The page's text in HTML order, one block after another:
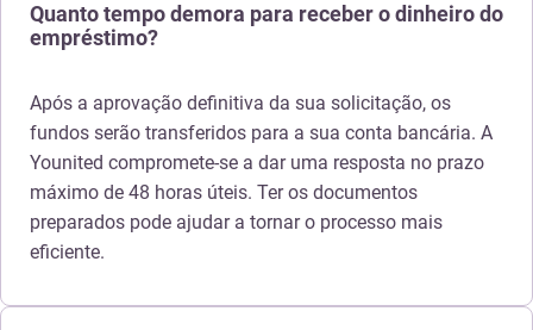
Quanto tempo demora para receber o dinheiro do
empréstimo?
Após a aprovação definitiva da sua solicitação, os
fundos serão transferidos para a sua conta bancária. A
Younited compromete-se a dar uma resposta no prazo
máximo de 48 horas úteis. Ter os documentos
preparados pode ajudar a tornar o processo mais
eficiente.